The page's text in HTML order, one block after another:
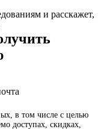
и расскажет,
в том числе с целью
доступах, скидках,